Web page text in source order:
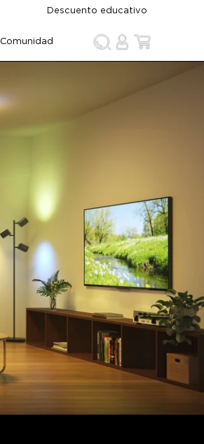
Descuento educativo
Comunidad